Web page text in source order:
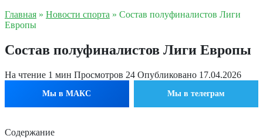
Главная » Новости спорта » Состав полуфиналистов Лиги
Европы
Состав полуфиналистов Лиги Европы
На чтение 1 мин Просмотров 24 Опубликовано 17.04.2026
Мы в МАКС Мы в телеграм
Содержание